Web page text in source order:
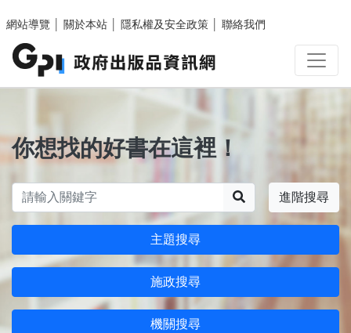
網站導覽
關於本站 隱私權及安全政策 聯絡我們
你想找的好書在這裡！
進階搜尋
主題搜尋
施政搜尋
機關搜尋